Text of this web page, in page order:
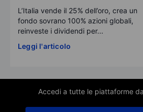
L’Italia vende il 25% dell’oro, crea un
fondo sovrano 100% azioni globali,
reinveste i dividendi per...
Leggi l'articolo
Accedi a tutte le piattaforme